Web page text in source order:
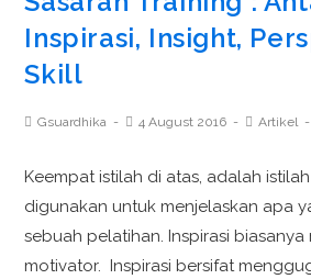
Inspirasi, Insight,
Skill
Gsuardhika 4 August 2016 Artikel
Keempat istilah di atas, adalah
digunakan untuk menjelaskan apa
sebuah pelatihan. Inspirasi
motivator. Inspirasi bersifat